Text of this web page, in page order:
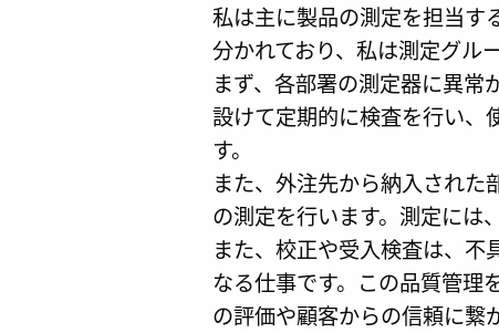
私は主に製品の測定を担当す
分かれており、私は測定グル
まず、各部署の測定器に異常
設けて定期的に検査を行い、
す。
また、外注先から納入された
の測定を行います。測定には
また、校正や受入検査は、不
なる仕事です。この品質管理
の評価や顧客からの信頼に繋